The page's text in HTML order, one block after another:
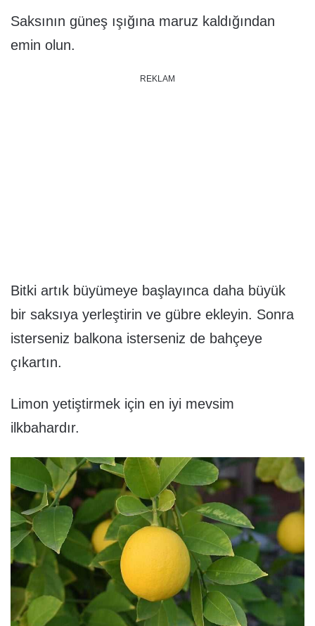
Saksının güneş ışığına maruz kaldığından
emin olun.
REKLAM
Bitki artık büyümeye başlayınca daha büyük
bir saksıya yerleştirin ve gübre ekleyin. Sonra
isterseniz balkona isterseniz de bahçeye
çıkartın.
Limon yetiştirmek için en iyi mevsim
ilkbahardır.